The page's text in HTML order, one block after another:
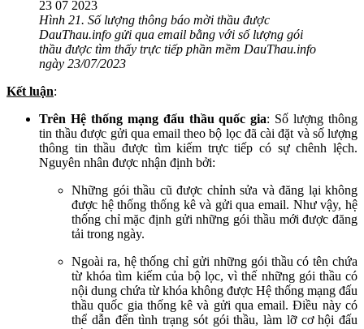
Hình 21. Số lượng thông báo mời thầu được
DauThau.info gửi qua email bằng với số lượng gói
thầu được tìm thấy trực tiếp phần mềm DauThau.info
ngày 23/07/2023
Kết luận:
Trên Hệ thống mạng đấu thầu quốc gia: Số lượng thông
tin thầu được gửi qua email theo bộ lọc đã cài đặt và số lượng
thông tin thầu được tìm kiếm trực tiếp có sự chênh lệch.
Nguyên nhân được nhận định bởi:
Những gói thầu cũ được chỉnh sửa và đăng lại không
được hệ thống thống kê và gửi qua email. Như vậy, hệ
thống chỉ mặc định gửi những gói thầu mới được đăng
tải trong ngày.
Ngoài ra, hệ thống chỉ gửi những gói thầu có tên chứa
từ khóa tìm kiếm của bộ lọc, vì thế những gói thầu có
nội dung chứa từ khóa không được Hệ thống mạng đấu
thầu quốc gia thống kê và gửi qua email. Điều này có
thể dẫn đến tình trạng sót gói thầu, làm lỡ cơ hội đấu